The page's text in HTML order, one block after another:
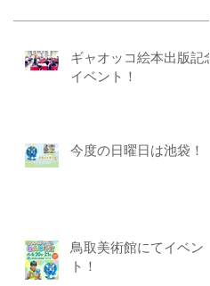
ギャオッコ絵本出版記念
イベント！
今度の日曜日は池袋！
鳥取美術館にてイベン
ト！